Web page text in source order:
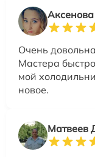
Очень
Мастера
мой
новое.
Матвеев